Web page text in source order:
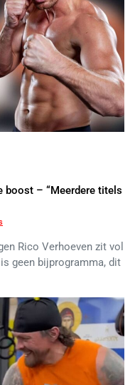
boost – “Meerdere titels
Rico Verhoeven zit vol
geen bijprogramma, dit